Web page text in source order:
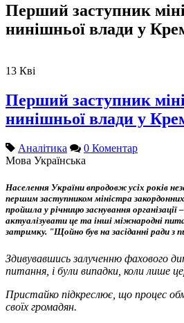
Перший заступник
нинішньої влади у
13 Кві
Перший заступник
нинішньої влади у
Аналітика
0 Коментар
Мова Українська
Населення України впродовж усіх років
першим заступником міністра
пройшла у річницю заснування
актуалізувати це та інші міжнародні
затримку. "Щойно був на засіданні ради з
Здивувавшись залученню фахового
питання, і були випадки, коли лише
Пристайко підкреслює, що процес
своїх громадян.